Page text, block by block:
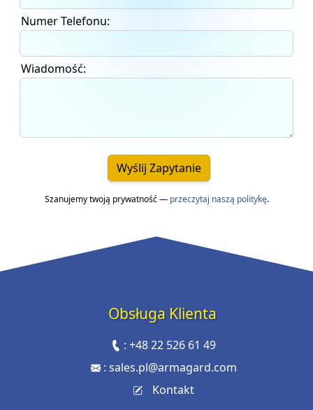
Numer Telefonu:
Wiadomość:
Wyślij Zapytanie
Szanujemy twoją prywatność — przeczytaj naszą politykę.
Obsługa Klienta
:+48 22 526 61 49
: sales.pl@armagard.com
Kontakt